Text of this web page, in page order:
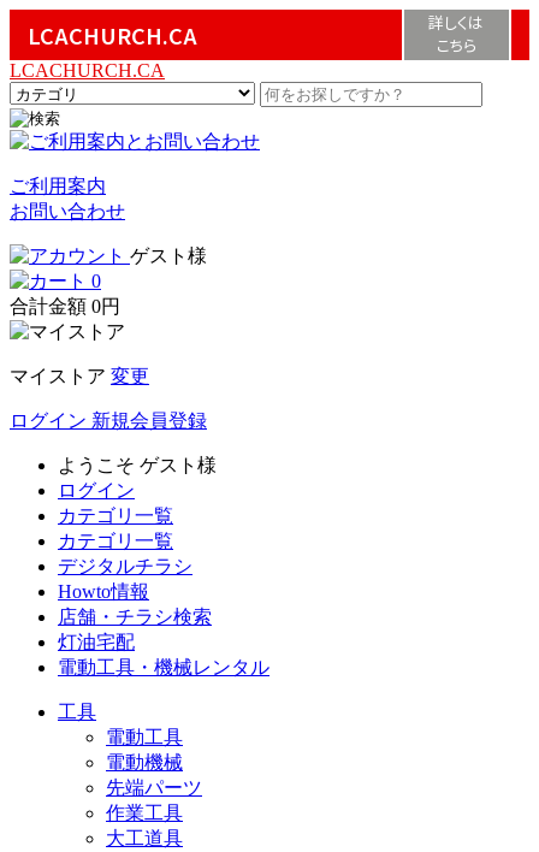
LCACHURCH.CA
詳しくは
こちら
LCACHURCH.CA
ご利用案内
お問い合わせ
ゲスト様
0
合計金額 0円
マイストア 変更
ログイン 新規会員登録
ようこそ ゲスト様
ログイン
カテゴリ一覧
カテゴリ一覧
デジタルチラシ
Howto情報
店舗・チラシ検索
灯油宅配
電動工具・機械レンタル
工具
電動工具
電動機械
先端パーツ
作業工具
大工道具